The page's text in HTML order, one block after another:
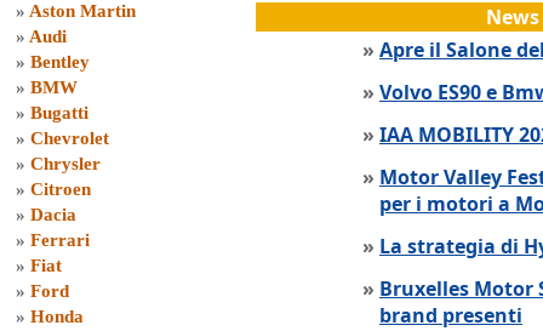
» Aston Martin
» Audi
» Bentley
» BMW
» Bugatti
» Chevrolet
» Chrysler
» Citroen
» Dacia
» Ferrari
» Fiat
» Ford
» Honda
» Apre il Salone
» Volvo ES90 e
» IAA MOBILITY
» Motor Valley
per i motori a
» La strategia di
» Bruxelles Motor
brand presenti